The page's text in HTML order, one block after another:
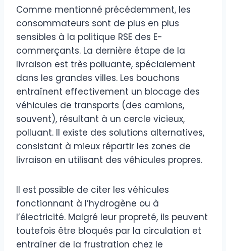
Comme mentionné précédemment, les
consommateurs sont de plus en plus
sensibles à la politique RSE des E-
commerçants. La dernière étape de la
livraison est très polluante, spécialement
dans les grandes villes. Les bouchons
entraînent effectivement un blocage des
véhicules de transports (des camions,
souvent), résultant à un cercle vicieux,
polluant. Il existe des solutions alternatives,
consistant à mieux répartir les zones de
livraison en utilisant des véhicules propres.
Il est possible de citer les véhicules
fonctionnant à l’hydrogène ou à
l’électricité. Malgré leur propreté, ils peuvent
toutefois être bloqués par la circulation et
entraîner de la frustration chez le